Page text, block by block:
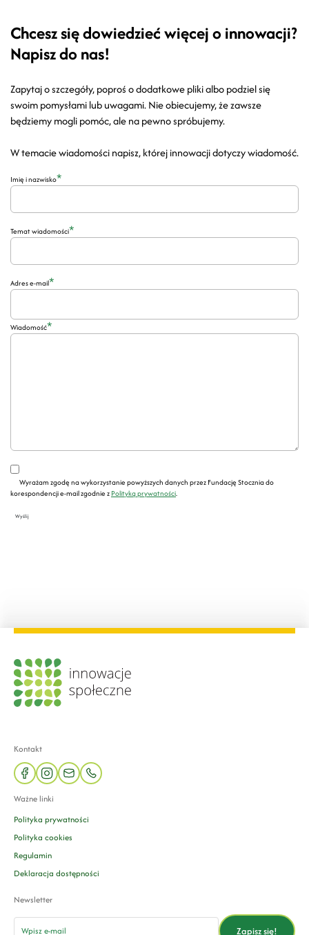
Chcesz się dowiedzieć więcej o innowacji?
Napisz do nas!
Zapytaj o szczegóły, poproś o dodatkowe pliki albo podziel się
swoim pomysłami lub uwagami. Nie obiecujemy, że zawsze
będziemy mogli pomóc, ale na pewno spróbujemy.
W temacie wiadomości napisz, której innowacji dotyczy wiadomość.
Imię i nazwisko*
Temat wiadomości*
Adres e-mail*
Wiadomość*
Wyrażam zgodę na wykorzystanie powyższych danych przez Fundację Stocznia do
korespondencji e-mail zgodnie z Polityką prywatności.
Wyślij
Kontakt
facebookinstagram
mail phone
Ważne linki
Polityka prywatności
Polityka cookies
Regulamin
Deklaracja dostępności
Newsletter
email
Zapisz się!